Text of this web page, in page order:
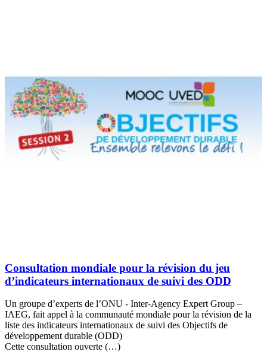
Consultation mondiale pour la révision du jeu
d’indicateurs internationaux de suivi des ODD
Un groupe d’experts de l’ONU - Inter-Agency Expert Group –
IAEG, fait appel à la communauté mondiale pour la révision de la
liste des indicateurs internationaux de suivi des Objectifs de
développement durable (ODD)
Cette consultation ouverte (…)